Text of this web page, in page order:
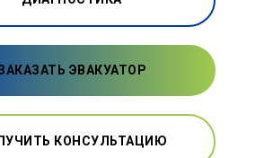
ЭВАКУАТОР
КОНСУЛЬТАЦИЮ